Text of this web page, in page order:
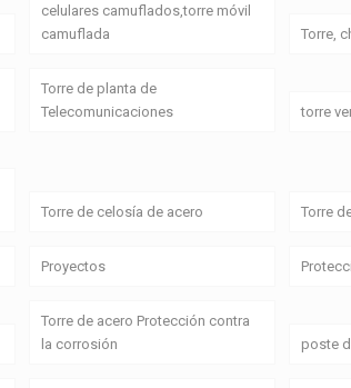
celulares camuflados,torre móvil
camuflada
Torre,
Torre de planta de
Telecomunicaciones
torre
Torre de celosía de acero Torre
Proyectos
Torre de acero Protección contra
la corrosión
poste